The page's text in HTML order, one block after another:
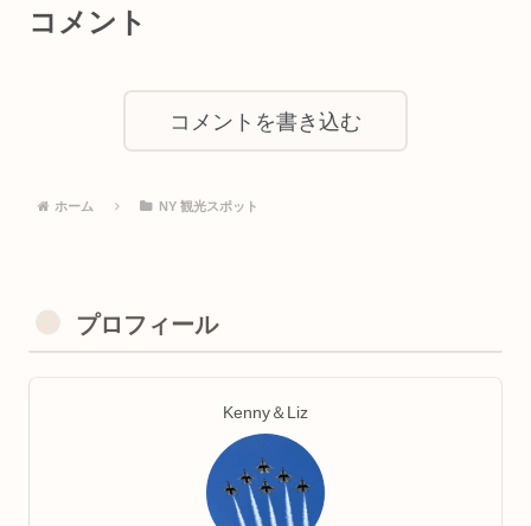
コメント
コメントを書き込む
ホーム NY 観光スポット
プロフィール
Kenny＆Liz